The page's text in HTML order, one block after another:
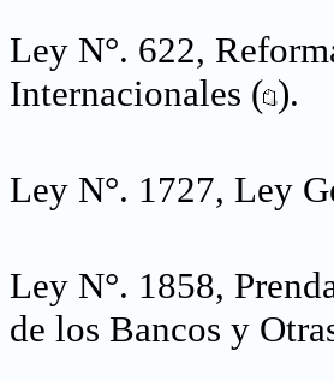
Ley N°. 622,
Internacionales ( ).
Ley N°. 1727, Ley
Ley N°. 1858,
de los Bancos y